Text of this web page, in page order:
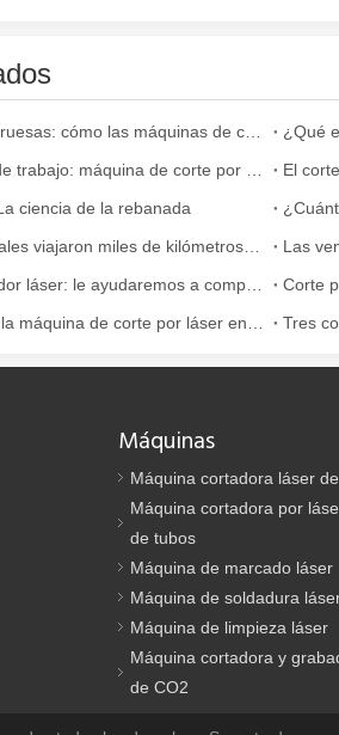
en la fabricación de metales. Puede
por su precisión, eficiencia y
¿Qué
ciencia de la rebanada
Tres
Máquinas
Máquina cortadora láser
Máquina cortadora por
de tubos
Máquina de marcado láser
Máquina de soldadura
Máquina de limpieza láser
Máquina cortadora y
de CO2